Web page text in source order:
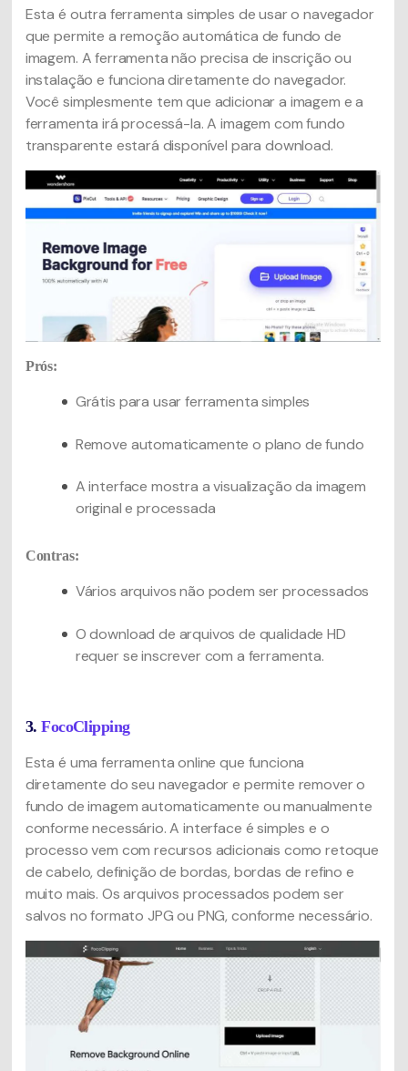
Esta é outra ferramenta simples de usar o navegador
que permite a remoção automática de fundo de
imagem. A ferramenta não precisa de inscrição ou
instalação e funciona diretamente do navegador.
Você simplesmente tem que adicionar a imagem e a
ferramenta irá processá-la. A imagem com fundo
transparente estará disponível para download.
Prós:
Grátis para usar ferramenta simples
Remove automaticamente o plano de fundo
A interface mostra a visualização da imagem
original e processada
Contras:
Vários arquivos não podem ser processados
O download de arquivos de qualidade HD
requer se inscrever com a ferramenta.
3. FocoClipping
Esta é uma ferramenta online que funciona
diretamente do seu navegador e permite remover o
fundo de imagem automaticamente ou manualmente
conforme necessário. A interface é simples e o
processo vem com recursos adicionais como retoque
de cabelo, definição de bordas, bordas de refino e
muito mais. Os arquivos processados podem ser
salvos no formato JPG ou PNG, conforme necessário.